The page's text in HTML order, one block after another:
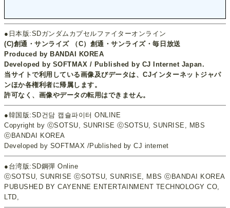
●日本版:SDガンダムカプセルファイターオンライン
(C)創通・サンライズ （C）創通・サンライズ・毎日放送
Produced by BANDAI KOREA
Developed by SOFTMAX / Published by CJ Internet Japan.
当サイトで利用している画像及びデータは、CJインターネットジャパ
ンほか各権利者に帰属します。
許可なく、画像やデータの転用はできません。
●韓国版:SD건담 캡슐파이터 ONLINE
Copyright by ⓒSOTSU, SUNRISE ⓒSOTSU, SUNRISE, MBS
ⓒBANDAI KOREA
Developed by SOFTMAX /Published by CJ internet
●台湾版:SD鋼彈 Online
ⓒSOTSU, SUNRISE ⓒSOTSU, SUNRISE, MBS ⓒBANDAI KOREA
PUBUSHED BY CAYENNE ENTERTAINMENT TECHNOLOGY CO,
LTD,